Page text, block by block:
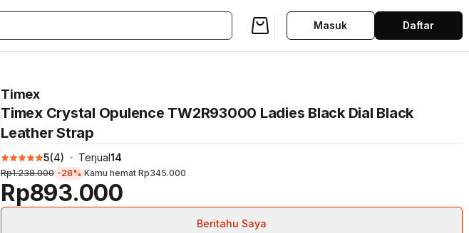
Masuk Daftar
Timex
Timex Crystal Opulence TW2R93000 Ladies Black Dial Black
Leather Strap
5(4) Terjual14
Rp893.000
Rp1.238.000 -28% Kamu hemat Rp345.000
Beritahu Saya